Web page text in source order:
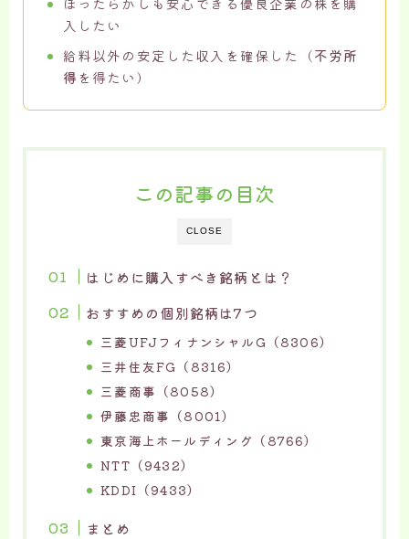
入したい
給料以外の安定した収入を確保した（不労所
得 を得たい）
CLOSE
この記事の目次
はじめに購入すべき銘柄とは？
おすすめの個別銘柄は7つ
三菱UFJフィナンシャルG（8306）
三井住友FG（8316）
三菱商事（8058）
伊藤忠商事（8001）
東京海上ホールディング（8766）
NTT（9432）
KDDI（9433）
まとめ